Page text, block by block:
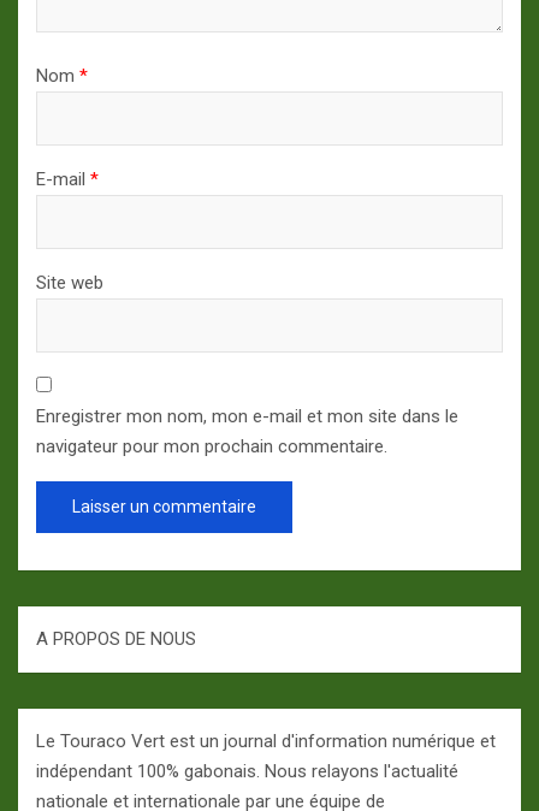
Nom *
E-mail *
Site web
Enregistrer mon nom, mon e-mail et mon site dans le
navigateur pour mon prochain commentaire.
A PROPOS DE NOUS
Le Touraco Vert est un journal d'information numérique et
indépendant 100% gabonais. Nous relayons l'actualité
nationale et internationale par une équipe de